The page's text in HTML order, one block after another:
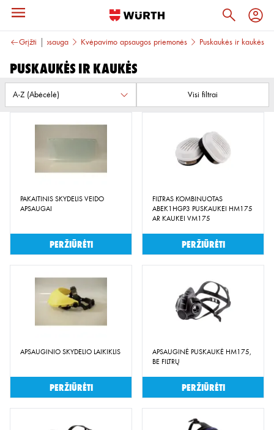
Grįžti apsauga Kvėpavimo apsaugos priemonės Puskaukės ir kaukės
Puskaukės ir kaukės
Visi filtrai
PAKAITINIS SKYDELIS VEIDO
APSAUGAI
Peržiūrėti
FILTRAS KOMBINUOTAS
ABEK1HGP3 PUSKAUKEI HM175
AR KAUKEI VM175
Peržiūrėti
APSAUGINIO SKYDELIO LAIKIKLIS
Peržiūrėti
APSAUGINĖ PUSKAUKĖ HM175,
BE FILTRŲ
Peržiūrėti